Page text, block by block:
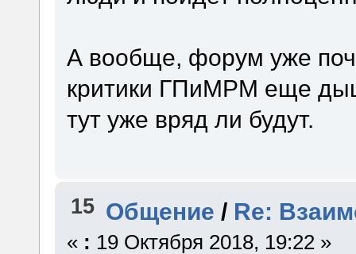
А вообще, форум уже
критики ГПиМРМ еще
тут уже вряд ли будут.
15 Общение / Re:
« : 19 Октября 2018, 19:22 »